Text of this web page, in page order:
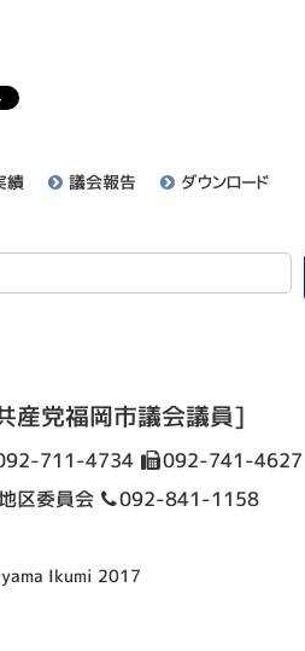
績 議会報告 ダウンロード
産党福岡市議会議員]
711-4734
092-741-4627
区委員会
092-841-1158
Ikumi 2017